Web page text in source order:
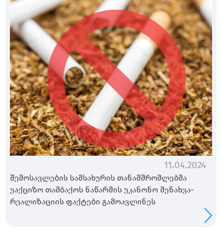
11.04.2024
შემოსავლების სამსახურის თანამშრომლებმა
უაქციზო თამბაქოს ნაწარმის უკანონო შენახვა-
რეალიზაციის ფაქტები გამოავლინეს